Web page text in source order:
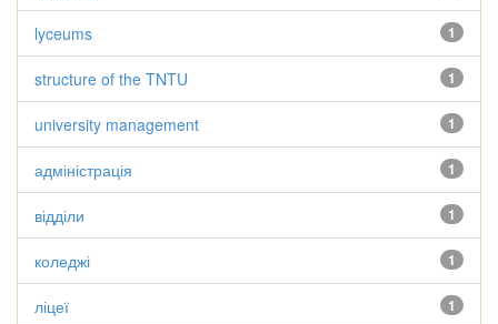
1
lyceums
1
structure of the TNTU
1
university management
1
адміністрація
1
відділи
1
коледжі
1
ліцеї